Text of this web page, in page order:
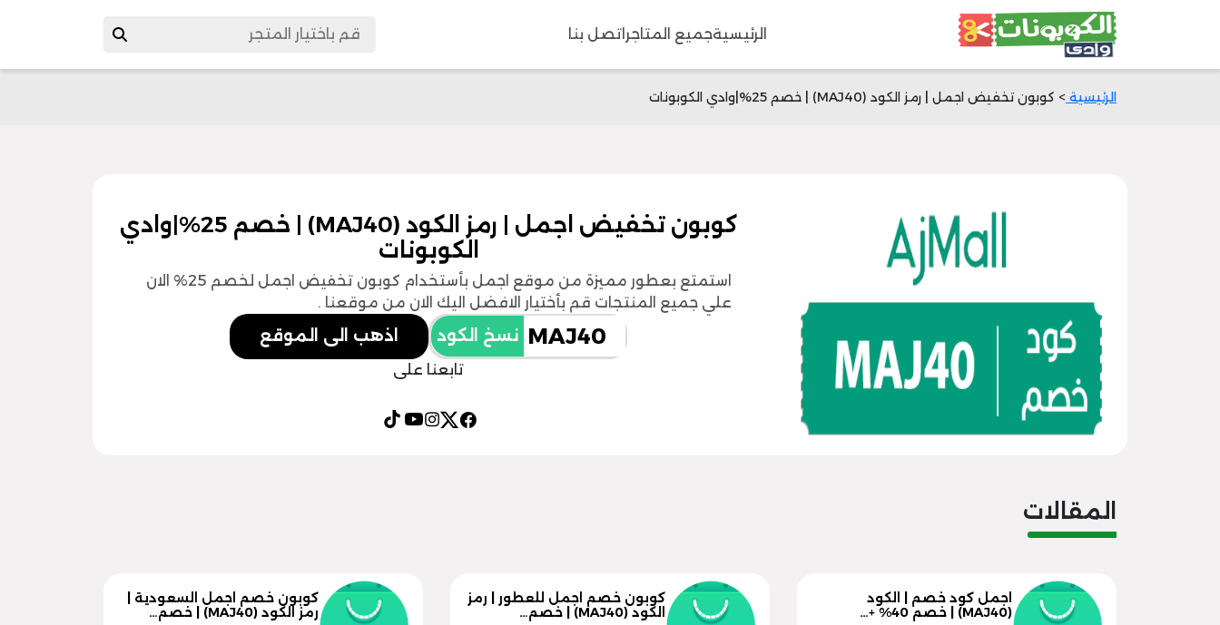
الرئيسيةجميع المتاجر اتصل بنا
الرئيسية > كوبون تخفيض اجمل | رمز الكود (MAJ40) | خصم 25%|وادي الكوبونات
كوبون تخفيض اجمل | رمز الكود (MAJ40) | خصم 25%|وادي
الكوبونات
استمتع بعطور مميزة من موقع اجمل بأستخدام كوبون تخفيض اجمل لخصم 25% الان
علي جميع المنتجات قم بأختيار الافضل اليك الان من موقعنا .
نسخ الكود اذهب الى الموقع
تابعنا على
المقالات
اجمل كود خصم | الكود
(MAJ40) | خصم 40% +…
كوبون خصم اجمل للعطور | رمز
الكود (MAJ40) | خصم…
كوبون خصم اجمل السعودية |
رمز الكود (MAJ40) | خصم…